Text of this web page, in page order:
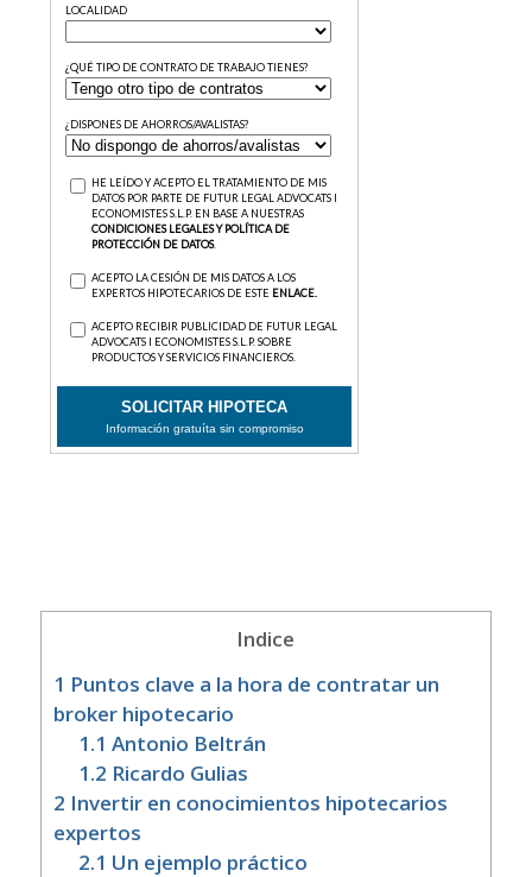
Indice
1 Puntos clave a la hora de contratar un
broker hipotecario
1.1 Antonio Beltrán
1.2 Ricardo Gulias
2 Invertir en conocimientos hipotecarios
expertos
2.1 Un ejemplo práctico